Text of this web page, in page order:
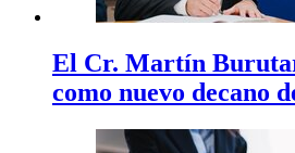
El Cr. Martín
como nuevo decano